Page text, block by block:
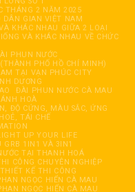
THÁNG 2 NĂM 2025
DÂN GIAN VIỆT NAM
KHÁC NHAU GIỮA 2 LOẠI
VÀ KHÁC NHAU VỀ CHỨC
PHUN NƯỚC
PHỐ HỒ CHÍ MINH)
TẠI VẠN PHÚC CITY
DƯƠNG
ĐÀI PHUN NƯỚC CÀ MAU
HOÀ
ĐỘ CỨNG, MÀU SẮC, ỨNG
TÁI CHẾ
UP YOUR LIFE
GRB 1IN1 VÀ 3IN1
TẠI THANH HOÁ
CÔNG CHUYÊN NGHIỆP
KẾ THI CÔNG
NGỌC HIỂN CÀ MAU
NGỌC HIỂN CÀ MAU